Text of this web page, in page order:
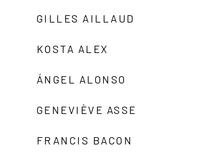
GILLES AILLAUD
KOSTA ALEX
ÁNGEL ALONSO
GENEVIÈVE ASSE
FRANCIS BACON